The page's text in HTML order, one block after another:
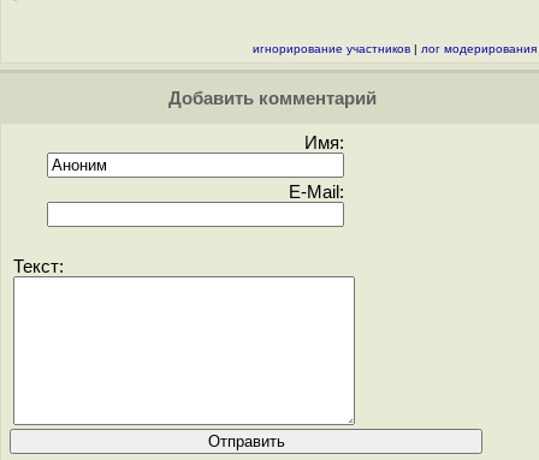
игнорирование участников | лог модерирования
Добавить комментарий
Имя:
E-Mail:
Текст: